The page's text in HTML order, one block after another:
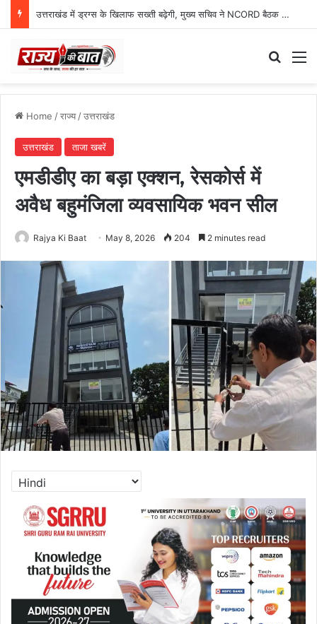
उत्तराखंड में ड्रग्स के खिलाफ सख्ती बढ़ेगी, मुख्य सचिव ने NCORD बैठक में दिए कड़े निर्देश
Home /राज्य/उत्तराखंड
उत्तराखंड ताजा खबरें
एमडीडीए का बड़ा एक्शन, रेसकोर्स में
अवैध बहुमंजिला व्यवसायिक भवन सील
Rajya Ki Baat May 8, 2026 204 2 minutes read